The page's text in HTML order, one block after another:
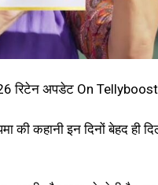
रिटेन अपडेट On
की कहानी इन दिनों बेहद ही